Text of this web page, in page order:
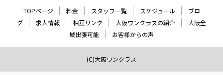
TOPページ 料金 スタッフ一覧 スケジュール
ブロ
グ
求人情報 相互リンク 大阪ワンクラスの紹介
大阪全
域出張可能
お客様からの声
(C)大阪ワンクラス